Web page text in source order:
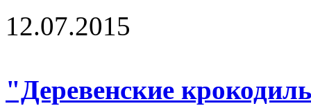
12.07.2015
"Деревенские